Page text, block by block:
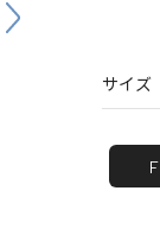
サイズ
F